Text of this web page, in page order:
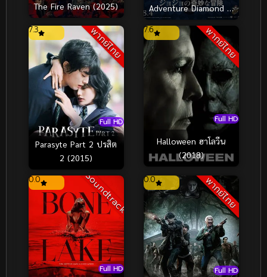
The Fire Raven (2025)
Adventure Diamond Is
Unbreakable –
Chapter 1 โจโจ้ โจ๋ซ่าส์
ล่าข้ามศตวรรษ (2017)
พากย์ไทย
Full HD
7.3
Parasyte Part 2 ปรสิต
2 (2015)
พากย์ไทย
Full HD
7.6
Halloween ฮาโลวีน
(2018)
Soundtrack
Full HD
0.0 พากย์ไทย
Full HD
0.0